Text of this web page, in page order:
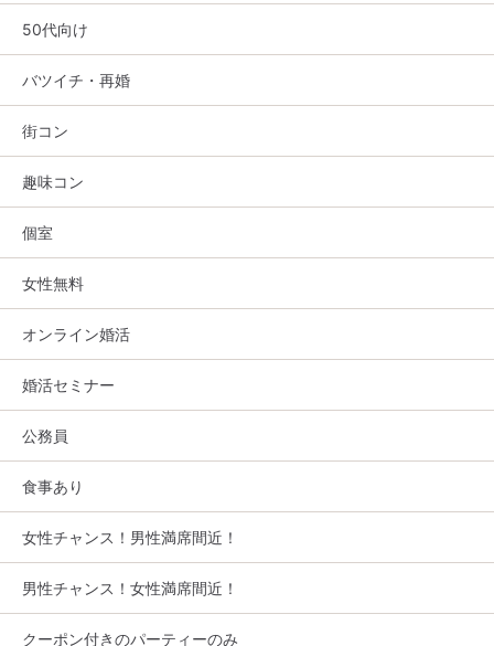
50代向け
バツイチ・再婚
街コン
趣味コン
個室
女性無料
オンライン婚活
婚活セミナー
公務員
食事あり
女性チャンス！男性満席間近！
男性チャンス！女性満席間近！
クーポン付きのパーティーのみ